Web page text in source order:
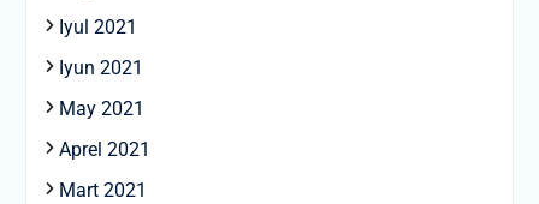
Iyul 2021
Iyun 2021
May 2021
Aprel 2021
Mart 2021